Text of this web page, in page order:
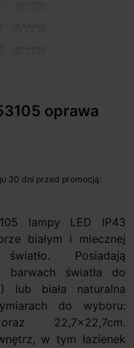
oprawa
30 dni przed promocją:
lampy LED IP43
białym i mlecznej
Posiadają
światła do
lub biała naturalna
do wyboru:
22,7x22,7cm.
w tym łazienek